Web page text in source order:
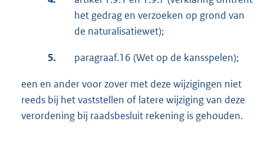
het gedrag en verzoeken op grond van
de naturalisatiewet);
5. paragraaf.16 (Wet op de kansspelen);
een en ander voor zover met deze wijzigingen niet
reeds bij het vaststellen of latere wijziging van deze
verordening bij raadsbesluit rekening is gehouden.